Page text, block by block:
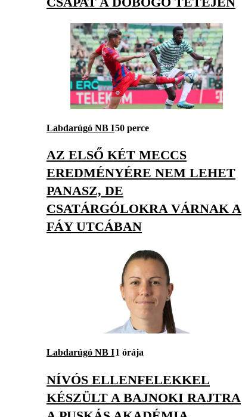
Labdarúgó NB I50 perce
AZ ELSŐ KÉT MECCS
EREDMÉNYÉRE NEM LEHET
PANASZ, DE
CSATÁRGÓLOKRA VÁRNAK A
FÁY UTCÁBAN
Labdarúgó NB I1 órája
NÍVÓS ELLENFELEKKEL
KÉSZÜLT A BAJNOKI RAJTRA